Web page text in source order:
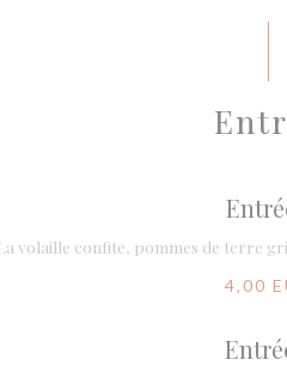
volaille confite, pommes de terre
4,00